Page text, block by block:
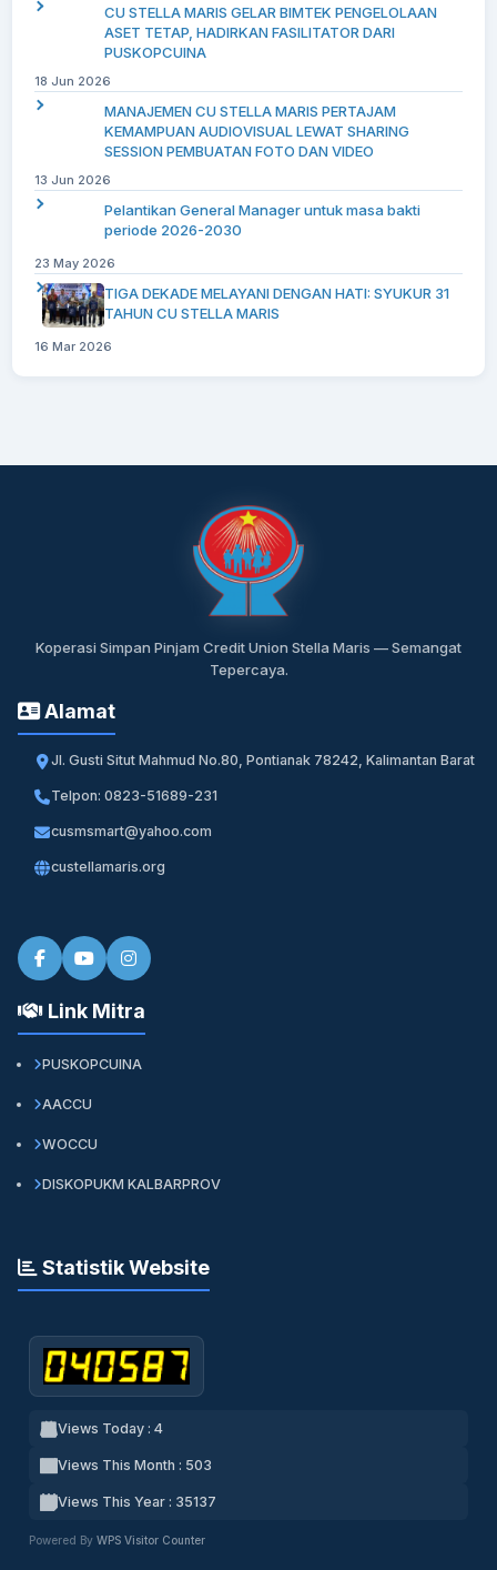
CU STELLA MARIS GELAR BIMTEK PENGELOLAAN
ASET TETAP, HADIRKAN FASILITATOR DARI
PUSKOPCUINA
18 Jun 2026
MANAJEMEN CU STELLA MARIS PERTAJAM
KEMAMPUAN AUDIOVISUAL LEWAT SHARING
SESSION PEMBUATAN FOTO DAN VIDEO
13 Jun 2026
Pelantikan General Manager untuk masa bakti
periode 2026-2030
23 May 2026
TIGA DEKADE MELAYANI DENGAN HATI: SYUKUR 31
TAHUN CU STELLA MARIS
16 Mar 2026
Koperasi Simpan Pinjam Credit Union Stella Maris — Semangat
Tepercaya.
Alamat
Jl. Gusti Situt Mahmud No.80, Pontianak 78242, Kalimantan Barat
Telpon: 0823-51689-231
cusmsmart@yahoo.com
custellamaris.org
Link Mitra
PUSKOPCUINA
AACCU
WOCCU
DISKOPUKM KALBARPROV
Statistik Website
Views Today : 4
Views This Month : 503
Views This Year : 35137
Powered By WPS Visitor Counter